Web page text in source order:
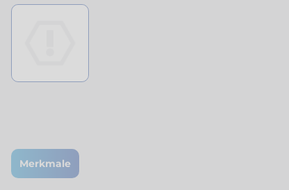
Merkmale